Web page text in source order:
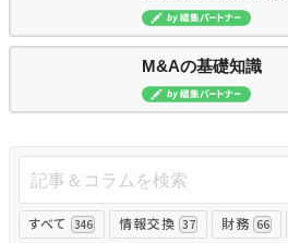
無料でアンケート
匿名360°評価
新規会員登録
M&Aの基礎知識
すべて 346 情報交換 37 財務 66